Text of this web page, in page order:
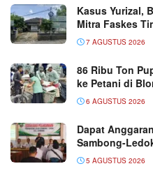
Kasus Yurizal,
Mitra Faskes
7 AGUSTUS 2026
86 Ribu Ton
ke Petani di
6 AGUSTUS 2026
Dapat
Sambong-
5 AGUSTUS 2026